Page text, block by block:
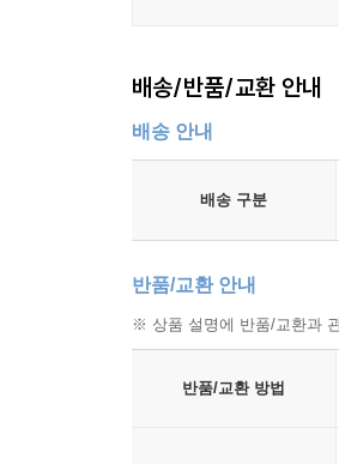
배송/반품/교환 안내
배송 안내
배송 구분
반품/교환 안내
※ 상품 설명에 반품/교환과
반품/교환 방법